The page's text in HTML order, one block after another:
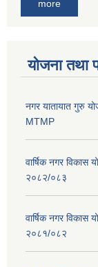
more
योजना तथा
नगर यातायात गुरु
MTMP
वार्षिक नगर विकास
२०८२/०८३
वार्षिक नगर विकास
२०८१/०८२